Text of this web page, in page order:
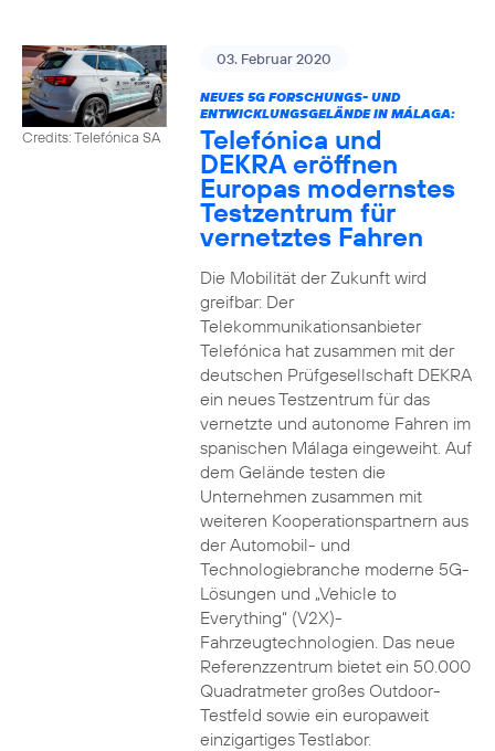
Credits: Telefónica SA
03. Februar 2020
NEUES 5G FORSCHUNGS- UND
ENTWICKLUNGSGELÄNDE IN MÁLAGA:
Telefónica und
DEKRA eröffnen
Europas modernstes
Testzentrum für
vernetztes Fahren
Die Mobilität der Zukunft wird
greifbar: Der
Telekommunikationsanbieter
Telefónica hat zusammen mit der
deutschen Prüfgesellschaft DEKRA
ein neues Testzentrum für das
vernetzte und autonome Fahren im
spanischen Málaga eingeweiht. Auf
dem Gelände testen die
Unternehmen zusammen mit
weiteren Kooperationspartnern aus
der Automobil- und
Technologiebranche moderne 5G-
Lösungen und „Vehicle to
Everything“ (V2X)-
Fahrzeugtechnologien. Das neue
Referenzzentrum bietet ein 50.000
Quadratmeter großes Outdoor-
Testfeld sowie ein europaweit
einzigartiges Testlabor.